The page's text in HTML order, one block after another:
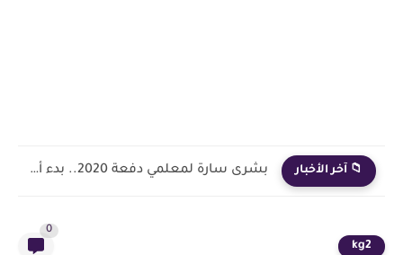
📁 آخر الأخبار بشرى سارة لمعلمي دفعة 2020.. بدء أول خطوة رسمية في...
kg2
0